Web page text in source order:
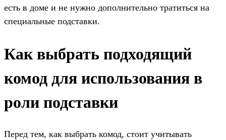
есть в доме и не нужно дополнительно тратиться на
специальные подставки.
Как выбрать подходящий
комод для использования в
роли подставки
Перед тем, как выбрать комод, стоит учитывать